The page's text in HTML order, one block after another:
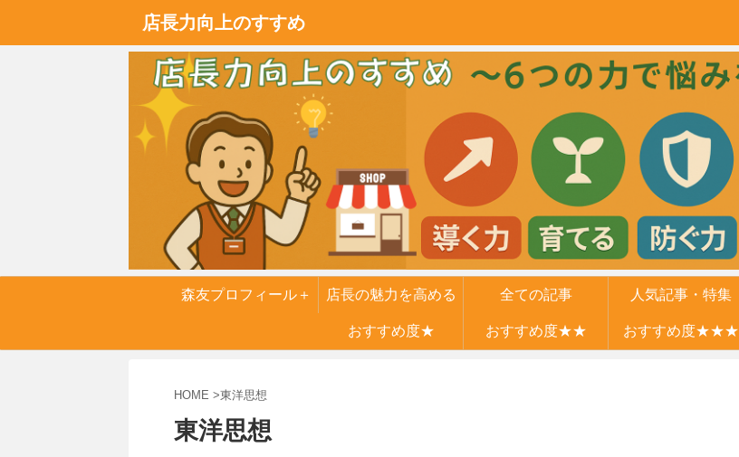
店長力向上のすすめ
森友プロフィール＋ 店長の魅力を高める
６つの力
全ての記事 人気記事・特集
おすすめ度★ おすすめ度★★ おすすめ度★★★
HOME >東洋思想
東洋思想